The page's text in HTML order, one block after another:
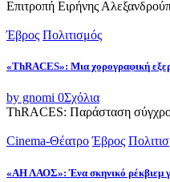
Επιτροπή Ειρήνης
Έβρος Πολιτισμός
«ThRACES»: Μια χορογραφική
by gnomi 0Σχόλια
ThRACES: Παράσταση
Cinema-Θέατρο Έβρος
«ΑΗ ΛΑΟΣ»: Ένα σκηνικό ρέκβιεμ